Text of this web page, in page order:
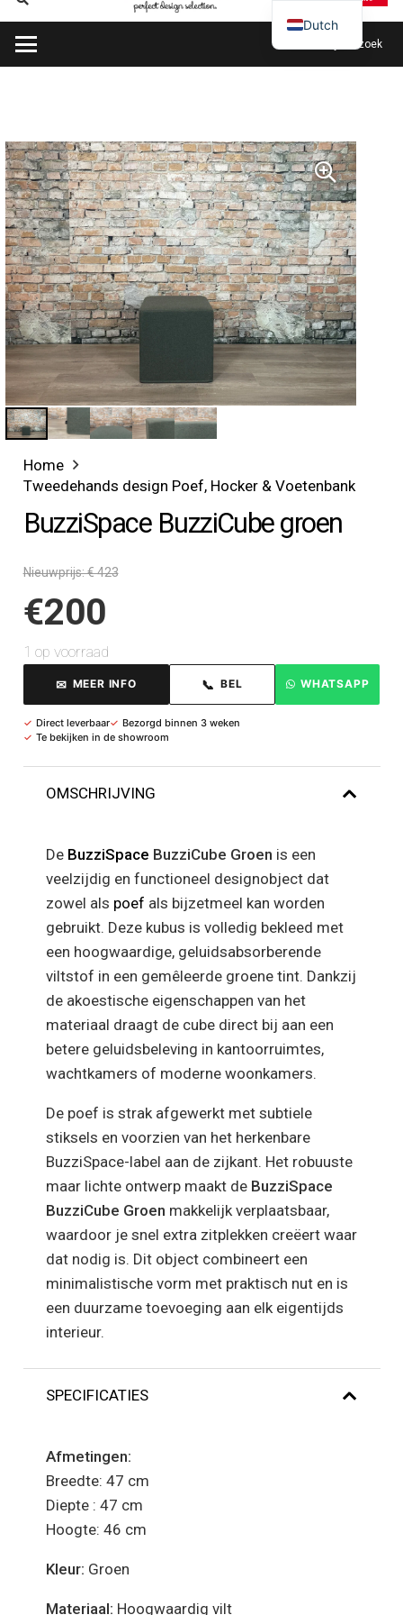
Plan mijn bezoek
Home
Tweedehands design Poef, Hocker & Voetenbank
BuzziSpace BuzziCube groen
Nieuwprijs: € 423
€200
1 op voorraad
✉ MEER INFO 📞 BEL WHATSAPP
✓ Direct leverbaar✓ Bezorgd binnen 3 weken
✓ Te bekijken in de showroom
OMSCHRIJVING
De BuzziSpace BuzziCube Groen is een
veelzijdig en functioneel designobject dat
zowel als poef als bijzetmeel kan worden
gebruikt. Deze kubus is volledig bekleed met
een hoogwaardige, geluidsabsorberende
viltstof in een gemêleerde groene tint. Dankzij
de akoestische eigenschappen van het
materiaal draagt de cube direct bij aan een
betere geluidsbeleving in kantoorruimtes,
wachtkamers of moderne woonkamers.
De poef is strak afgewerkt met subtiele
stiksels en voorzien van het herkenbare
BuzziSpace-label aan de zijkant. Het robuuste
maar lichte ontwerp maakt de BuzziSpace
BuzziCube Groen makkelijk verplaatsbaar,
waardoor je snel extra zitplekken creëert waar
dat nodig is. Dit object combineert een
minimalistische vorm met praktisch nut en is
een duurzame toevoeging aan elk eigentijds
interieur.
SPECIFICATIES
Afmetingen:
Breedte: 47 cm
Diepte : 47 cm
Hoogte: 46 cm
Kleur: Groen
Materiaal: Hoogwaardig vilt
Dutch